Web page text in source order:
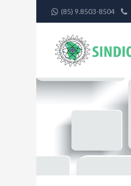
(85) 9.8503-8504